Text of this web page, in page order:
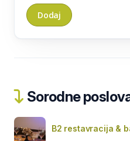
Sorodne
B2 restavracija &